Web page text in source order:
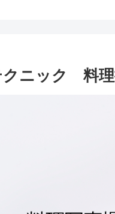
クニック 料